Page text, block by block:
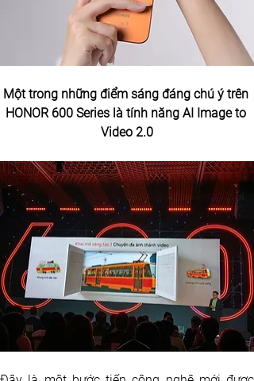
Một trong những điểm sáng đáng chú ý trên
HONOR 600 Series là tính năng AI Image to
Video 2.0